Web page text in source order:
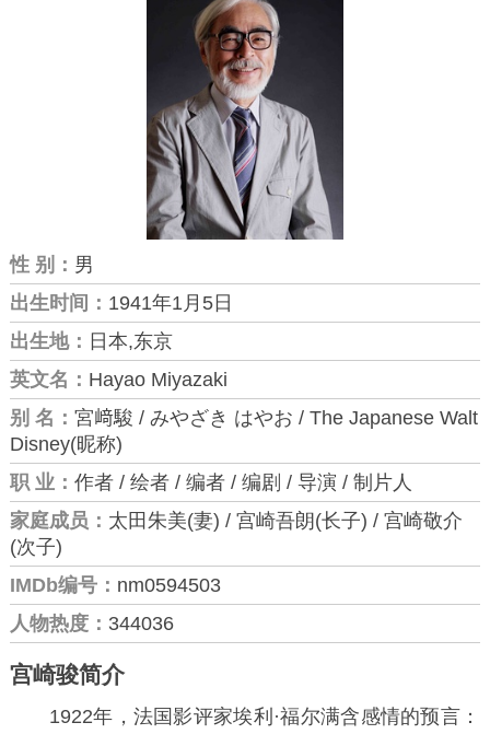
性 别： 男
出生时间： 1941年1月5日
出生地： 日本,东京
英文名： Hayao Miyazaki
别 名： 宮﨑駿 / みやざき はやお / The Japanese Walt
Disney(昵称)
职 业： 作者 / 绘者 / 编者 / 编剧 / 导演 / 制片人
家庭成员： 太田朱美(妻) / 宫崎吾朗(长子) / 宫崎敬介
(次子)
IMDb编号： nm0594503
人物热度： 344036
宫崎骏简介
1922年，法国影评家埃利·福尔满含感情的预言：